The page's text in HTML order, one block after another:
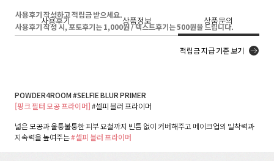
사용후기 상품정보 상품문의
사용후기 작성하고 적립금 받으세요.
사용후기 작성 시, 포토후기는 1,000원 / 텍스트후기는 500원을 드립니다.
적립금 지급 기준 보기
POWDER4ROOM #SELFIE BLUR PRIMER
[핑크 필터 모공 프라이머]#셀피 블러 프라이머
넓은 모공과 울퉁불퉁한 피부 요철까지 빈틈 없이 커버해주고 메이크업의 밀착력과
지속력을 높여주는#셀피 블러 프라이머